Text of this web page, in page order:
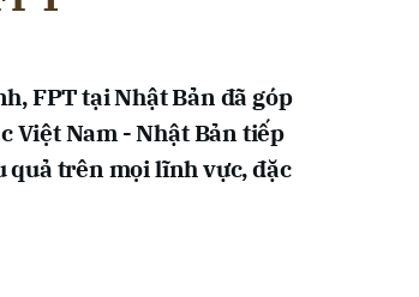
FPT tại Nhật Bản đã góp
Việt Nam - Nhật Bản tiếp
quả trên mọi lĩnh vực, đặc